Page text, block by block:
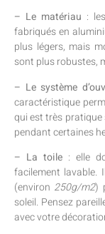
– Le matériau :
fabriqués en
plus légers, mais
sont plus robustes,
– Le système
caractéristique
qui est très
pendant certaines
– La toile: elle
facilement lavable.
(environ 250g/m2)
soleil. Pensez
avec votre